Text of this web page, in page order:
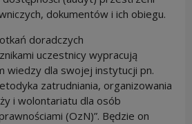
dokumentów i ich obiegu.
doradczych
uczestnicy wypracują
wiedzy dla swojej instytucji pn.
zatrudniania, organizowania
i wolontariatu dla osób
(OzN)”. Będzie on